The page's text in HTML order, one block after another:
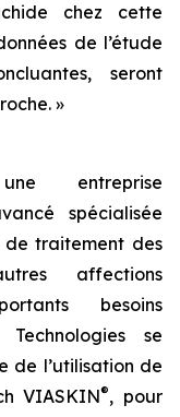
chez cette
de l’étude
seront
»
entreprise
spécialisée
de traitement des
affections
besoins
se
de l’utilisation de
VIASKIN®, pour